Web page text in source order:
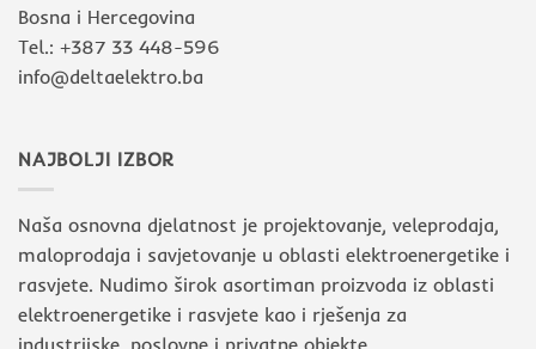
Bosna i Hercegovina
Tel.: +387 33 448-596
info@deltaelektro.ba
NAJBOLJI IZBOR
Naša osnovna djelatnost je projektovanje, veleprodaja,
maloprodaja i savjetovanje u oblasti elektroenergetike i
rasvjete. Nudimo širok asortiman proizvoda iz oblasti
elektroenergetike i rasvjete kao i rješenja za
industrijske, poslovne i privatne objekte.